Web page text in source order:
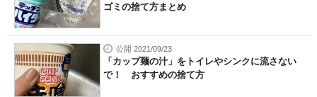
ゴミの捨て方まとめ
公開 2021/09/23
「カップ麺の汁」をトイレやシンクに流さない
で！ おすすめの捨て方